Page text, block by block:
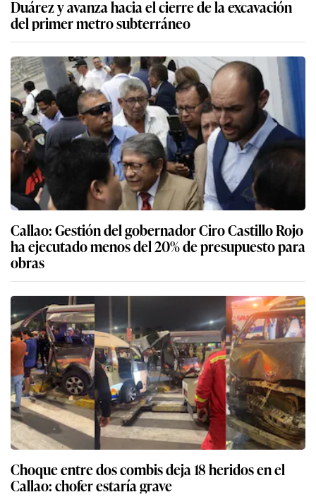
Duárez y avanza hacia el cierre de la excavación
del primer metro subterráneo
Callao: Gestión del gobernador Ciro Castillo Rojo
ha ejecutado menos del 20% de presupuesto para
obras
Choque entre dos combis deja 18 heridos en el
Callao: chofer estaría grave